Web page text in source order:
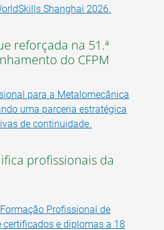
Shanghai 2026.
reforçada na 51.ª
do CFPM
para a Metalomecânica
uma parceria estratégica
de continuidade.
profissionais da
Profissional de
certificados e diplomas a 18